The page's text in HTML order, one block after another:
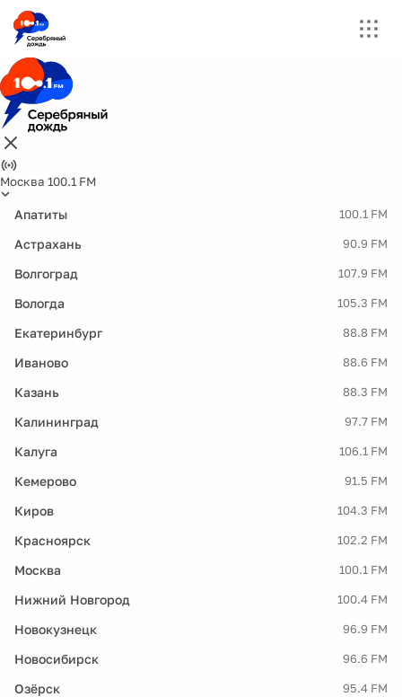
Москва 100.1 FM
Апатиты 100.1 FM
Астрахань 90.9 FM
Волгоград 107.9 FM
Вологда 105.3 FM
Екатеринбург 88.8 FM
Иваново 88.6 FM
Казань 88.3 FM
Калининград 97.7 FM
Калуга 106.1 FM
Кемерово 91.5 FM
Киров 104.3 FM
Красноярск 102.2 FM
Москва 100.1 FM
Нижний Новгород 100.4 FM
Новокузнецк 96.9 FM
Новосибирск 96.6 FM
Озёрск 95.4 FM